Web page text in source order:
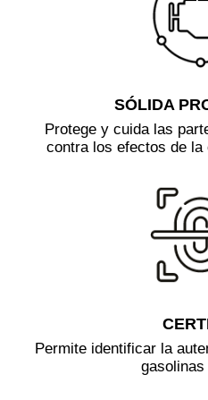
SÓLIDA
Protege y cuida las
contra los efectos de
Permite identificar la
gasolinas